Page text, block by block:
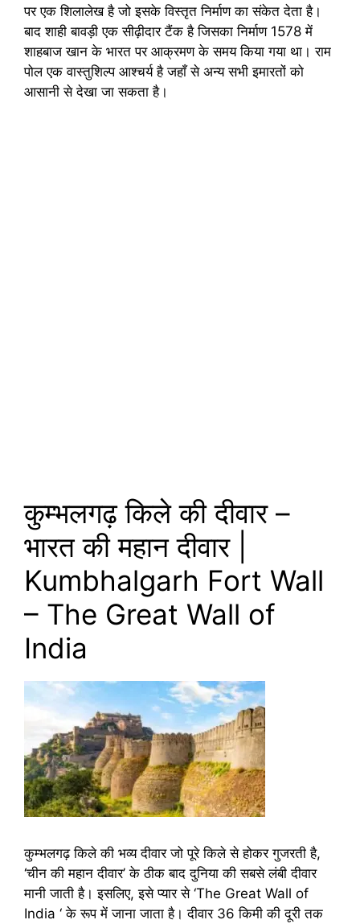
पर एक शिलालेख है जो इसके विस्तृत निर्माण का संकेत देता है।
बाद शाही बावड़ी एक सीढ़ीदार टैंक है जिसका निर्माण 1578 में
शाहबाज खान के भारत पर आक्रमण के समय किया गया था। राम
पोल एक वास्तुशिल्प आश्चर्य है जहाँ से अन्य सभी इमारतों को
आसानी से देखा जा सकता है।
कुम्भलगढ़ किले की दीवार –
भारत की महान दीवार |
Kumbhalgarh Fort Wall
– The Great Wall of
India
कुम्भलगढ़ किले की भव्य दीवार जो पूरे किले से होकर गुजरती है,
‘चीन की महान दीवार’ के ठीक बाद दुनिया की सबसे लंबी दीवार
मानी जाती है। इसलिए, इसे प्यार से ‘The Great Wall of
India ‘ के रूप में जाना जाता है। दीवार 36 किमी की दूरी तक